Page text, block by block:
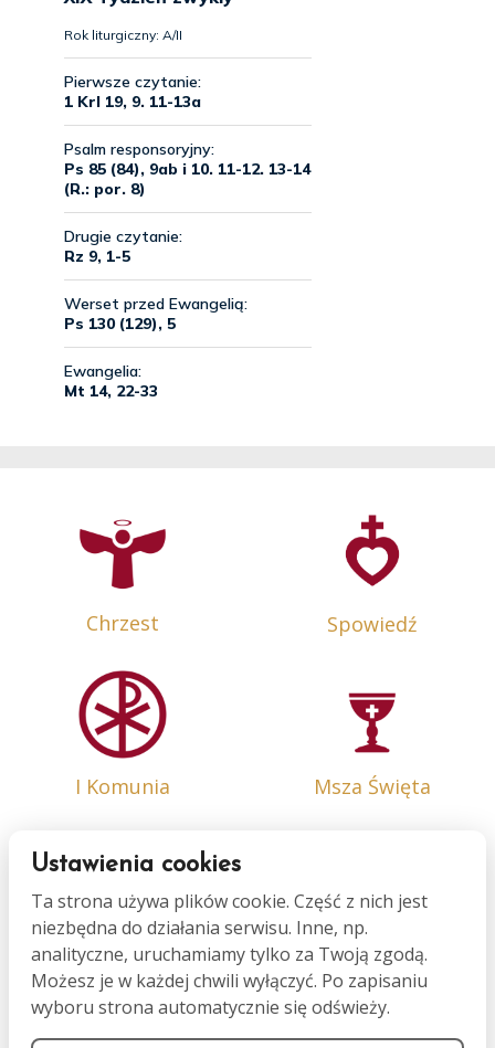
Chrzest Spowiedź
I Komunia Msza Święta
Bierzmowanie Małżeństwo
Ustawienia cookies
Ta strona używa plików cookie. Część z nich jest
niezbędna do działania serwisu. Inne, np.
analityczne, uruchamiamy tylko za Twoją zgodą.
Możesz je w każdej chwili wyłączyć. Po zapisaniu
wyboru strona automatycznie się odświeży.